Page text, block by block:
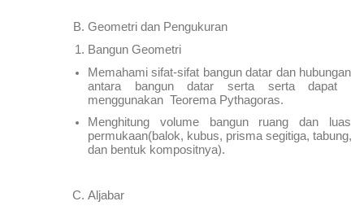
Geometri dan Pengukuran
Bangun Geometri
Memahami sifat-sifat bangun datar dan hubungan
antara bangun datar serta serta dapat
menggunakan  Teorema Pythagoras.
Menghitung volume bangun ruang dan luas
permukaan(balok, kubus, prisma segitiga, tabung,
dan bentuk kompositnya).
Aljabar